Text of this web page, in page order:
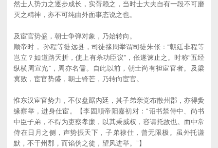
然士人势力之逐步成长，实胥赖之，当时士大夫自有一段不可磨
灭之精神，亦不可纯由外面事态说之也。
及宦官势盛，朝士争弹对象，乃始转向。
顺帝时， 孙程等徙远县，司徒掾周举谓司徒朱伥：“朝廷非程等
岂立？如道路夭折，使上有杀功臣议”，伥遂谏止之。时称“五经
纵横周宣光”，周亦名儒。自此以前，朝士尚有袒宦官者。及梁
冀败，宦官势盛，朝士锋芒，乃转向宦官。
惟东汉宦官势力，不仅盘踞内廷，其子弟亲党布散州郡，亦得夤
缘察举，进身仕宦。【李固顺帝阳嘉初对：“诏书禁侍中、尚书
中臣子弟，不得为吏察孝廉，以其秉威权，容请托故也。而中常
侍在日月之侧，声势振天下，子弟禄仕，曾无限极。虽外托谦
默，不干州郡，而谄伪之徒，望风进举。”】